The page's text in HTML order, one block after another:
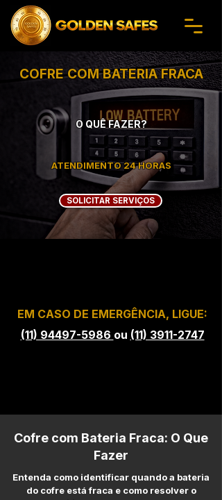
COFRE COM BATERIA FRACA
ATENDIMENTO 24 HORAS
SOLICITAR SERVIÇOS
O QUÊ FAZER?
Cofre com Bateria Fraca: O Que
Fazer
EM CASO DE EMERGÊNCIA, LIGUE:
(11) 94497-5986 ou (11) 3911-2747
Entenda como identificar quando a bateria
do cofre está fraca e como resolver o